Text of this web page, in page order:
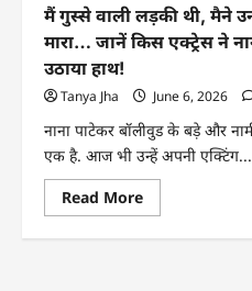
मैं गुस्से वाली लड़की थी, मैने
मारा… जानें किस एक्ट्रेस ने
उठाया हाथ!
Tanya Jha June 6, 2026
नाना पाटेकर बॉलीवुड के बड़े और
एक है. आज भी उन्हें अपनी एक्टिंग...
Read More